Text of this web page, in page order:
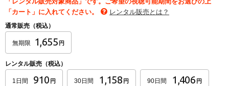
「カート」に入れてください。
レンタル販売とは？
通常販売（税込）
無期限 1,655 円
レンタル販売（税込）
1日間 910 円 30日間 1,158 円 90日間 1,406 円